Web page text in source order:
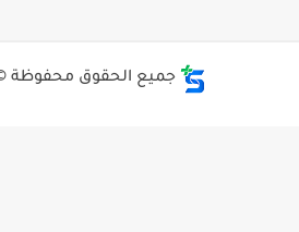
جميع الحقوق محفوظة ©